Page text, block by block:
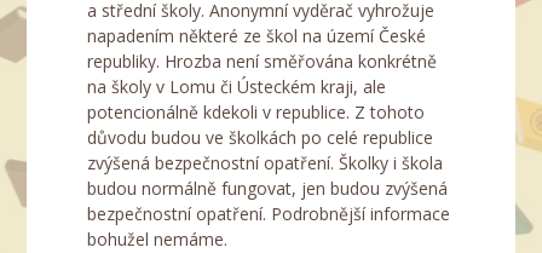
a střední školy. Anonymní vyděrač vyhrožuje
napadením některé ze škol na území České
republiky. Hrozba není směřována konkrétně
na školy v Lomu či Ústeckém kraji, ale
potencionálně kdekoli v republice. Z tohoto
důvodu budou ve školkách po celé republice
zvýšená bezpečnostní opatření. Školky i škola
budou normálně fungovat, jen budou zvýšená
bezpečnostní opatření. Podrobnější informace
bohužel nemáme.